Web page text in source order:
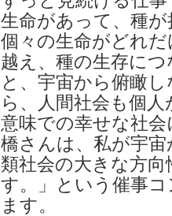
生命があって、種
個々の生命がどれ
越え、種の生存に
と、宇宙から俯瞰
ら、人間社会も個
意味での幸せな社
橋さんは、私が宇
類社会の大きな方
す。」という催事
ます。